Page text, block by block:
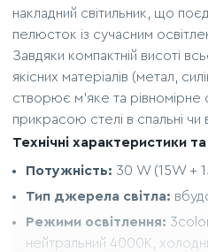
накладний світильник, що
пелюсток із сучасним
Завдяки компактній висоті
якісних матеріалів (метал,
створює м'яке та рівномірне
прикрасою стелі в спальні чи
Технічні характеристики
Потужність: 30 W (15W +
Тип джерела світла:
Режими освітлення:
нейтральний 4000К,